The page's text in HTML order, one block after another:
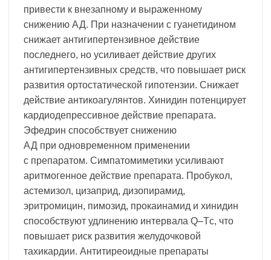
привести к внезапному и выраженному
снижению АД. При назначении с гуанетидином
снижает антигипертензивное действие
последнего, но усиливает действие других
антигипертензивных средств, что повышает риск
развития ортостатической гипотензии. Снижает
действие антикоагулянтов. Хинидин потенцирует
кардиодепрессивное действие препарата.
Эфедрин способствует снижению
АД при одновременном применении
с препаратом. Симпатомиметики усиливают
аритмогенное действие препарата. Пробукол,
астемизол, цизаприд, дизопирамид,
эритромицин, пимозид, прокаинамид и хинидин
способствуют удлинению интервала Q–Tс, что
повышает риск развития желудочковой
тахикардии. Антитиреоидные препараты